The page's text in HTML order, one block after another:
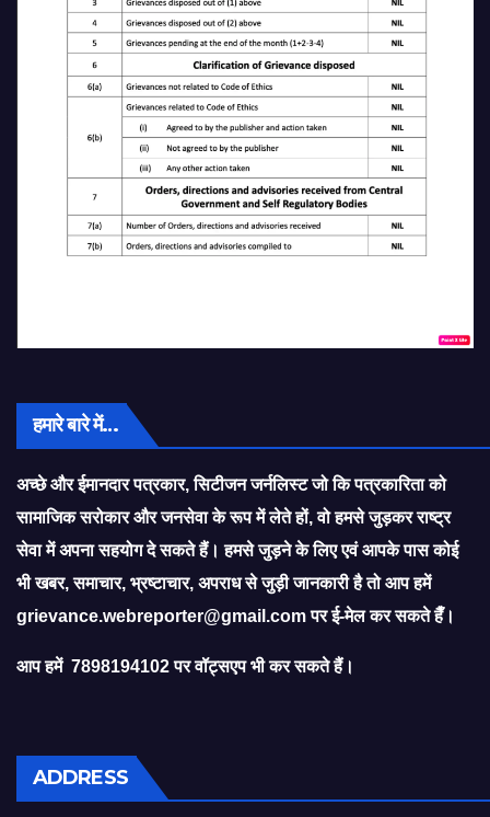
हमारे बारे में…
अच्छे और ईमानदार पत्रकार, सिटीजन जर्नलिस्ट जो कि पत्रकारिता को
सामाजिक सरोकार और जनसेवा के रूप में लेते हों, वो हमसे जुड़कर राष्ट्र
सेवा में अपना सहयोग दे सकते हैं। हमसे जुड़ने के लिए एवं आपके पास कोई
भी खबर, समाचार, भ्रष्टाचार, अपराध से जुड़ी जानकारी है तो आप हमें
grievance.webreporter@gmail.comपर ई-मेल कर सकते हैँ।
आप हमें 7898194102 पर वॉट्सएप भी कर सकते हैं।
ADDRESS